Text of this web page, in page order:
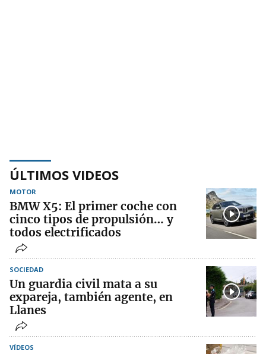
ÚLTIMOS VIDEOS
MOTOR
BMW X5: El primer coche con
cinco tipos de propulsión… y
todos electrificados
SOCIEDAD
Un guardia civil mata a su
expareja, también agente, en
Llanes
VÍDEOS